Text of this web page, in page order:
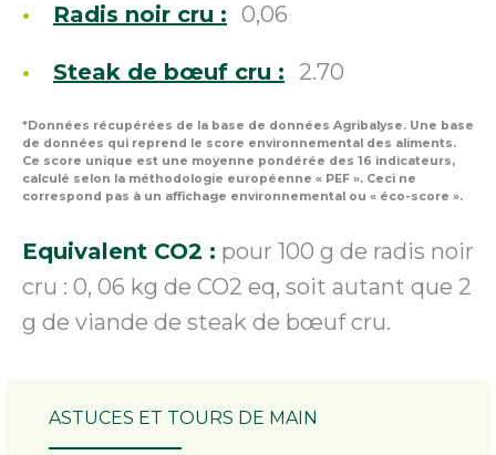
Radis noir cru : 0,06
Steak de bœuf cru : 2.70
*Données récupérées de la base de données Agribalyse. Une base
de données qui reprend le score environnemental des aliments.
Ce score unique est une moyenne pondérée des 16 indicateurs,
calculé selon la méthodologie européenne « PEF ». Ceci ne
correspond pas à un affichage environnemental ou « éco-score ».
Equivalent CO2 : pour 100 g de radis noir
cru : 0, 06 kg de CO2 eq, soit autant que 2
g de viande de steak de bœuf cru.
ASTUCES ET TOURS DE MAIN